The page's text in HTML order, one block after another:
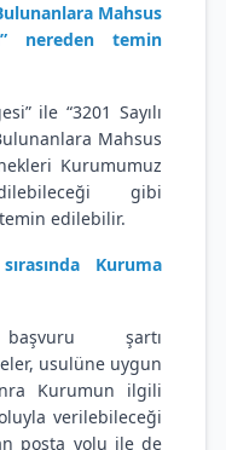
Mahsus
nereden temin
ile “3201 Sayılı
Mahsus
Kurumumuz
gibi
edilebilir.
Kuruma
şartı
usulüne uygun
Kurumun ilgili
verilebileceği
posta yolu ile de